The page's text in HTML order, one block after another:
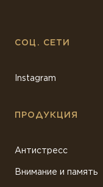
СОЦ. СЕТИ
Instagram
ПРОДУКЦИЯ
Антистресс
Внимание и память